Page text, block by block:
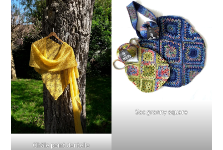
Châle point dentelle
Sac granny square